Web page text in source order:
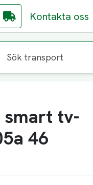
Kontakta oss
Sök transport
smart tv-
46